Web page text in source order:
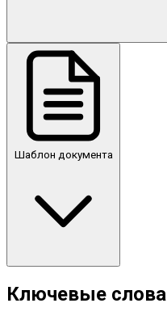
Шаблон документа
Ключевые слова